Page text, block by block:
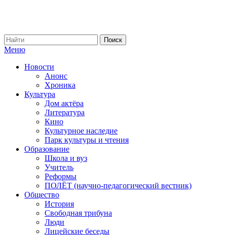
Меню
Новости
Анонс
Хроника
Культура
Дом актёра
Литература
Кино
Культурное наследие
Парк культуры и чтения
Образование
Школа и вуз
Учитель
Реформы
ПОЛЁТ (научно-педагогический вестник)
Общество
История
Свободная трибуна
Люди
Лицейские беседы